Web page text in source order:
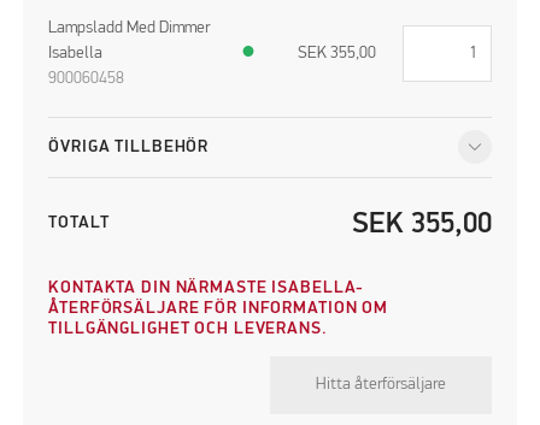
Lampsladd Med Dimmer
Isabella
900060458
● SEK 355,00
ÖVRIGA TILLBEHÖR
TOTALT SEK 355,00
KONTAKTA DIN NÄRMASTE ISABELLA-
ÅTERFÖRSÄLJARE FÖR INFORMATION OM
TILLGÄNGLIGHET OCH LEVERANS.
Hitta återförsäljare